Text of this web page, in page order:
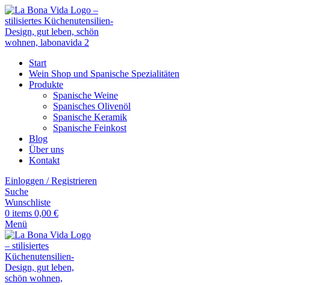
Start
Wein Shop und Spanische Spezialitäten
Produkte
Spanische Weine
Spanisches Olivenöl
Spanische Keramik
Spanische Feinkost
Blog
Über uns
Kontakt
Einloggen / Registrieren
Suche
Wunschliste
0 items 0,00 €
Menü